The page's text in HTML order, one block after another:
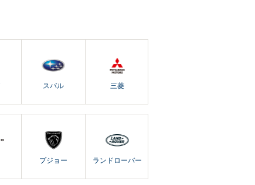
スバル 三菱
プジョー ランドローバー